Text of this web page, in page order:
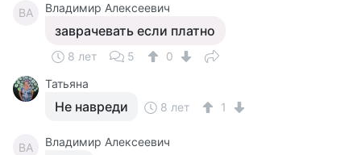
ВА Владимир Алексеевич
заврачевать если платно
8 лет 5
0
Татьяна
Не навреди 8 лет 1
ВА Владимир Алексеевич